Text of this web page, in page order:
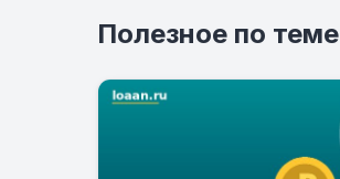
Полезное по теме